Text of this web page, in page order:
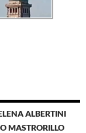
ALBERTINI
MASTRORILLO